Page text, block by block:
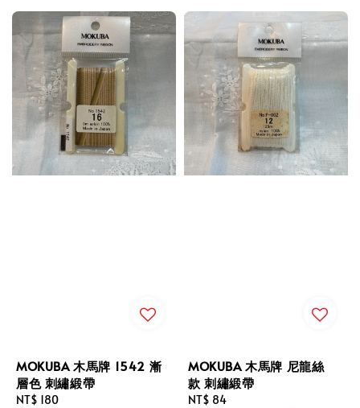
MOKUBA 木馬牌 1542 漸
層色 刺繡緞帶
Regular
NT$ 180
MOKUBA 木馬牌 尼龍絲
款 刺繡緞帶
Regular
NT$ 84